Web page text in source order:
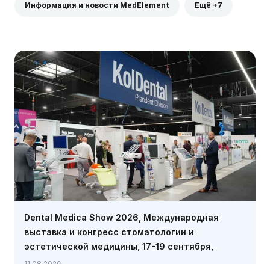
Информация и новости MedElement Ещё +7
Dental Medica Show 2026, Международная
выставка и конгресс стоматологии и
эстетической медицины, 17-19 сентября,
Варшава